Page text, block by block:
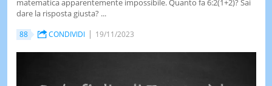
matematica apparentemente impossibile. Quanto fa 6:2(1+2)? Sai
dare la risposta giusta? ...
88 CONDIVIDI 19/11/2023